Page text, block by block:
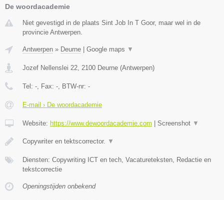
De woordacademie
Niet gevestigd in de plaats Sint Job In T Goor, maar wel in de
provincie Antwerpen.
Antwerpen » Deurne | Google maps ▼
Jozef Nellenslei 22 2100 Deurne (Antwerpen)
Tel: - , Fax: - , BTW-nr: -
E-mail › De woordacademie
Website: https://www.dewoordacademie.com | Screenshot ▼
Copywriter en tektscorrector. ▼
Diensten: Copywriting ICT en tech, Vacatureteksten, Redactie en
tekstcorrectie
Openingstijden onbekend